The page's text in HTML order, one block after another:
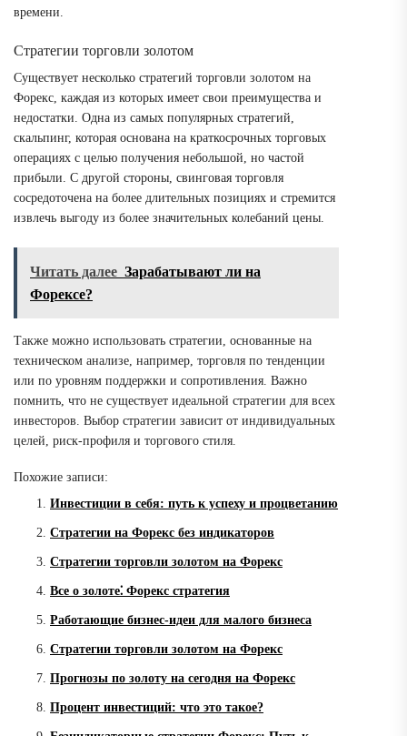
времени.
Стратегии торговли золотом
Существует несколько стратегий торговли золотом на
Форекс, каждая из которых имеет свои преимущества и
недостатки. Одна из самых популярных стратегий,
скальпинг, которая основана на краткосрочных торговых
операциях с целью получения небольшой, но частой
прибыли. С другой стороны, свинговая торговля
сосредоточена на более длительных позициях и стремится
извлечь выгоду из более значительных колебаний цены.
Читать далее Зарабатывают ли на
Форексе?
Также можно использовать стратегии, основанные на
техническом анализе, например, торговля по тенденции
или по уровням поддержки и сопротивления. Важно
помнить, что не существует идеальной стратегии для всех
инвесторов. Выбор стратегии зависит от индивидуальных
целей, риск-профиля и торгового стиля.
Похожие записи:
Инвестиции в себя: путь к успеху и процветанию
Стратегии на Форекс без индикаторов
Стратегии торговли золотом на Форекс
Все о золоте⁚ Форекс стратегия
Работающие бизнес-идеи для малого бизнеса
Стратегии торговли золотом на Форекс
Прогнозы по золоту на сегодня на Форекс
Процент инвестиций: что это такое?